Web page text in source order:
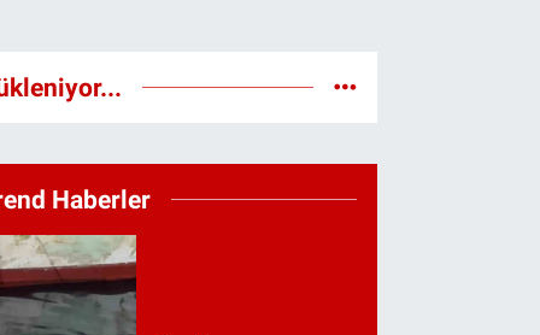
Haberler